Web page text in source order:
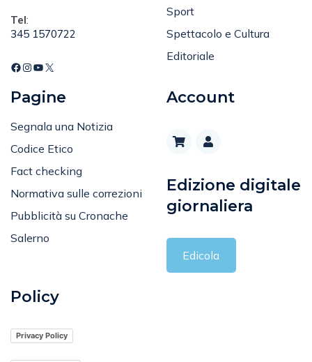
Tel:
345 1570722
Sport
Spettacolo e Cultura
Editoriale
Pagine
Segnala una Notizia
Codice Etico
Fact checking
Normativa sulle correzioni
Pubblicità su Cronache
Salerno
Account
Edizione digitale
giornaliera
Edicola
Policy
Privacy Policy